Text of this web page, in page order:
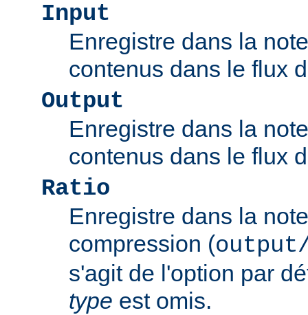
Input
Enregistre dans la
contenus dans le flux
Output
Enregistre dans la
contenus dans le flux
Ratio
Enregistre dans la
compression (
s'agit de l'option par
type est omis.